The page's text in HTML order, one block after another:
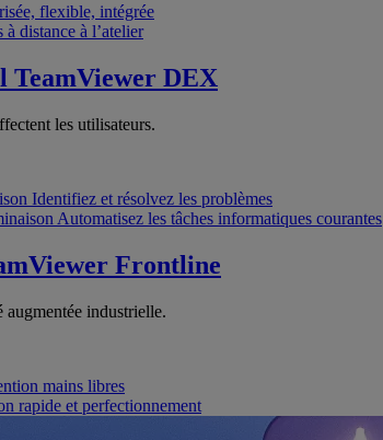
flexible, intégrée
à distance à l’atelier
TeamViewer DEX
les utilisateurs.
Identifiez et résolvez les problèmes
Automatisez les tâches informatiques courantes
Frontline
industrielle.
mains libres
rapide et perfectionnement